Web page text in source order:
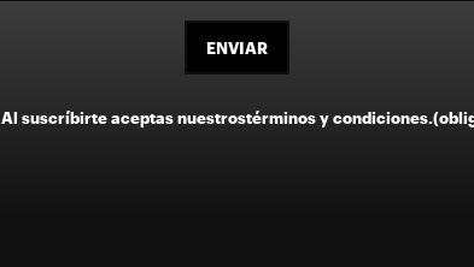
ENVIAR
Al suscríbirte aceptas nuestrostérminos y condiciones.